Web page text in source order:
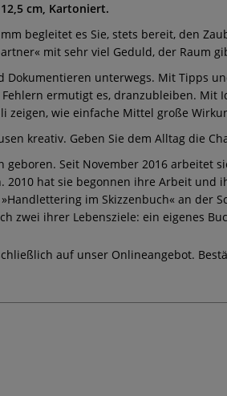
cm, Kartoniert.
begleitet es Sie, stets bereit, den
mit sehr viel Geduld, der Raum
Dokumentieren unterwegs. Mit Tipps
ermutigt es, dranzubleiben. Mit
zeigen, wie einfache Mittel große
kreativ. Geben Sie dem Alltag die
geboren. Seit November 2016 arbeitet
2010 hat sie begonnen ihre Arbeit
im Skizzenbuch« an der
zwei ihrer Lebensziele: ein eigenes
auf unser Onlineangebot.